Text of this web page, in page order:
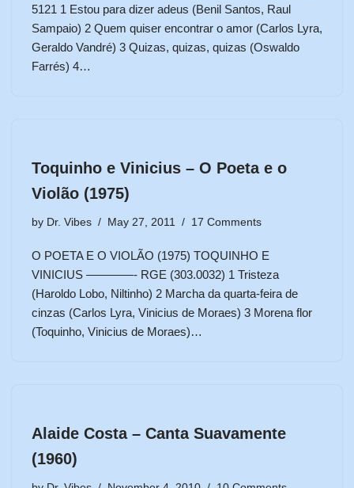
5121 1 Estou para dizer adeus (Benil Santos, Raul
Sampaio) 2 Quem quiser encontrar o amor (Carlos Lyra,
Geraldo Vandré) 3 Quizas, quizas, quizas (Oswaldo
Farrés) 4…
Toquinho e Vinicius – O Poeta e o
Violão (1975)
by Dr. Vibes May 27, 2011 17 Comments
O POETA E O VIOLÃO (1975) TOQUINHO E
VINICIUS ————- RGE (303.0032) 1 Tristeza
(Haroldo Lobo, Niltinho) 2 Marcha da quarta-feira de
cinzas (Carlos Lyra, Vinicius de Moraes) 3 Morena flor
(Toquinho, Vinicius de Moraes)…
Alaide Costa – Canta Suavamente
(1960)